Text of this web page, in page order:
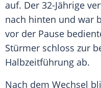
auf. Der 32-Jährige
nach hinten und war
vor der Pause
Stürmer schloss zur
Halbzeitführung ab.
Nach dem Wechsel